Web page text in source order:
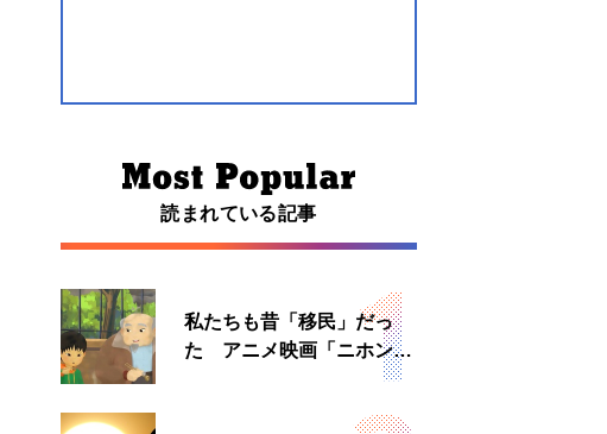
読まれている記事
私たちも昔「移民」だっ
た アニメ映画「ニホンジ